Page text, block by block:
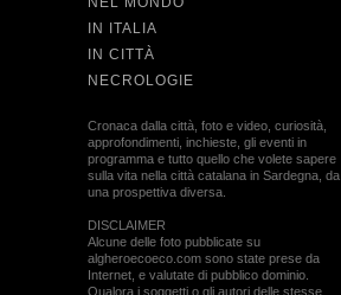
IN ITALIA
IN CITTÀ
NECROLOGIE
Cronaca dalla città, foto e video, curiosità,
approfondimenti, inchieste, gli eventi in
programma e tutto quello che volete sapere
sulla vita nella città catalana in Sardegna, da
una prospettiva diversa.
DISCLAIMER
Alcune delle foto pubblicate su
algheroecoeco.com sono state prese da
Internet, e valutate di pubblico dominio.
Qualora i soggetti o gli autori delle stesse